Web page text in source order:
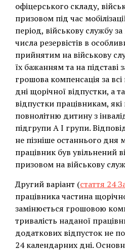
офіцерського складу,
призовом під час
період, військову службу
числа резервістів в
прийнятим на військову
їх бажанням та на підставі
грошова компенсація за
дні щорічної відпустки, а
відпустки працівникам,
повнолітню дитину з
підгрупи А I групи.
не пізніше останнього дня
працівник був увільнений
призовом на військову
Другий варіант (стаття 24
працівника частина
замінюється грошовою
тривалість наданої
додаткових відпусток не
24 календарних дні.